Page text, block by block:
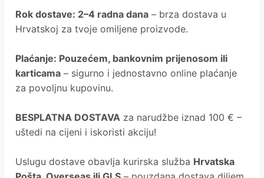
Rok dostave: 2–4 radna dana – brza dostava u
Hrvatskoj za tvoje omiljene proizvode.
Plaćanje: Pouzećem, bankovnim prijenosom ili
karticama – sigurno i jednostavno online plaćanje
za povoljnu kupovinu.
BESPLATNA DOSTAVA za narudžbe iznad 100 € –
uštedi na cijeni i iskoristi akciju!
Uslugu dostave obavlja kurirska služba Hrvatska